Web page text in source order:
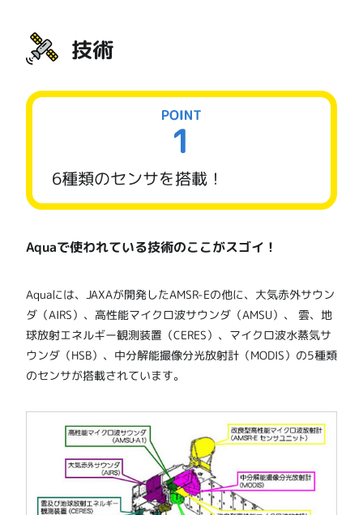
技術
6種類のセンサを搭載！
Aquaで使われている技術のここがスゴイ！
Aquaには、JAXAが開発したAMSR-Eの他に、大気赤外サウン
ダ（AIRS）、高性能マイクロ波サウンダ（AMSU）、 雲、地
球放射エネルギー観測装置（CERES）、マイクロ波水蒸気サ
ウンダ（HSB）、中分解能撮像分光放射計（MODIS）の5種類
のセンサが搭載されています。